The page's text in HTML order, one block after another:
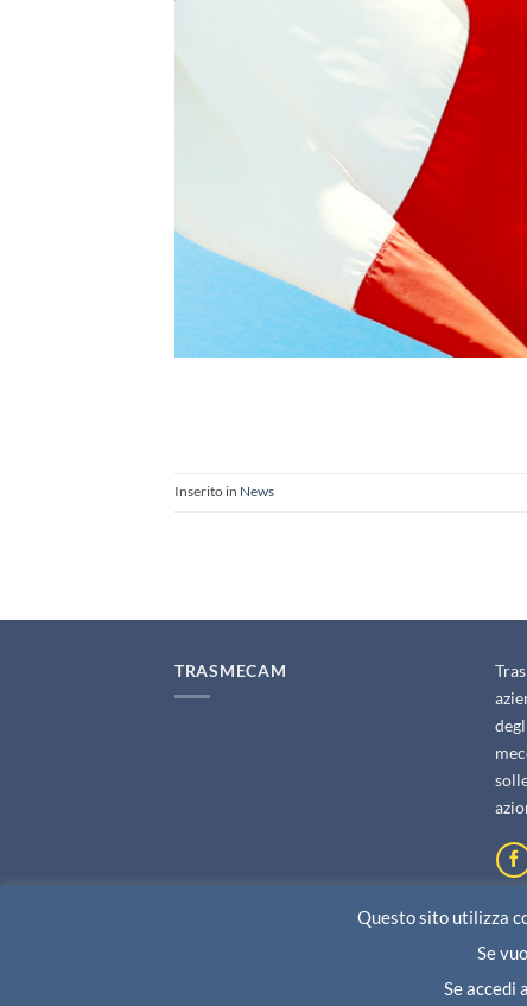
Inserito in News
TRASMECAM
©
Questo sito utilizza
Se
Se accedi